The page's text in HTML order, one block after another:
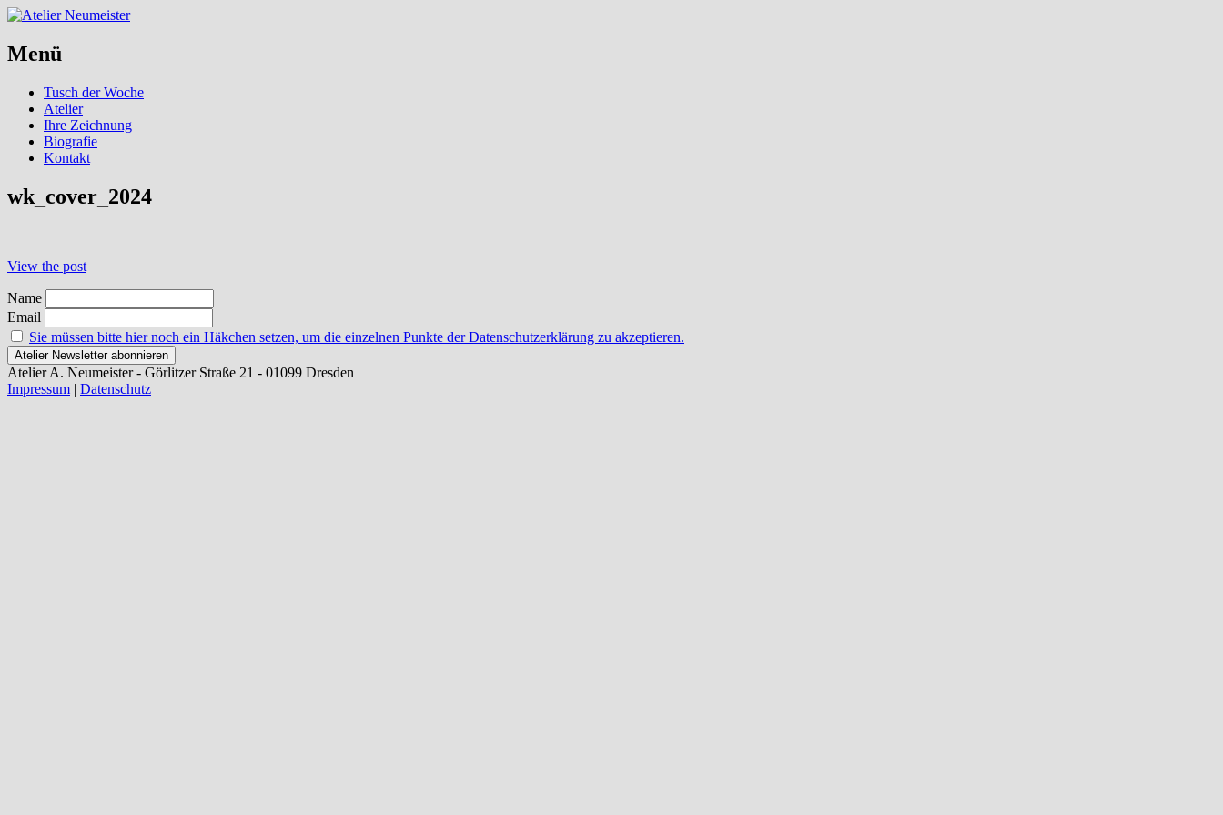
Menü
Skip
content
Tusch der Woche
Atelier
Ihre Zeichnung
Biografie
Kontakt
wk_cover_2024
Post
navigation
View the post
Name
Email
Sie müssen bitte hier noch ein Häkchen setzen, um die einzelnen Punkte der Datenschutzerklärung zu akzeptieren.
Atelier A. Neumeister - Görlitzer Straße 21 - 01099 Dresden
Impressum | Datenschutz